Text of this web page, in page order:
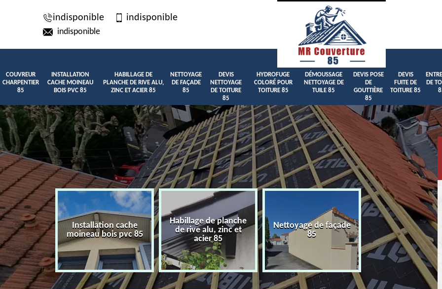
indisponible indisponible
indisponible
COUVREUR
CHARPENTIER
85
INSTALLATION
CACHE MOINEAU
BOIS PVC 85
HABILLAGE DE
PLANCHE DE RIVE ALU,
ZINC ET ACIER 85
NETTOYAGE
DE FAÇADE
85
DEVIS
NETTOYAGE
DE TOITURE
85
HYDROFUGE
COLORÉ POUR
TOITURE 85
DÉMOUSSAGE
NETTOYAGE DE
TUILE 85
DEVIS POSE
DE
GOUTTIÈRE
85
DEVIS
FUITE DE
TOITURE 85
DE
Installation cache
moineau bois pvc 85
Habillage de planche
de rive alu, zinc et
acier 85
Nettoyage de façade
85
Devis nettoyage
toiture 85